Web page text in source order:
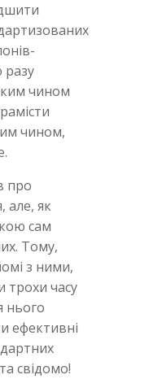
разу
чином
чином,
про
але, як
сам
Тому,
з ними,
трохи часу
нього
ефективні
свідомо!